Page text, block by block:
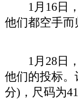
1月16日，
他们都空手而
1月28日，
他们的投标。
分)，尺码为